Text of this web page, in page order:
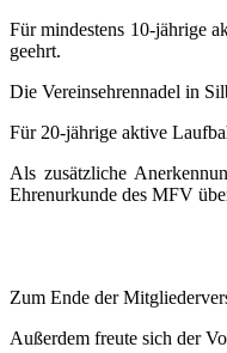
Für mindestens 10-jährige
geehrt.
Die Vereinsehrennadel in
Für 20-jährige aktive
Als zusätzliche
Ehrenurkunde des MFV
Zum Ende der
Außerdem freute sich der